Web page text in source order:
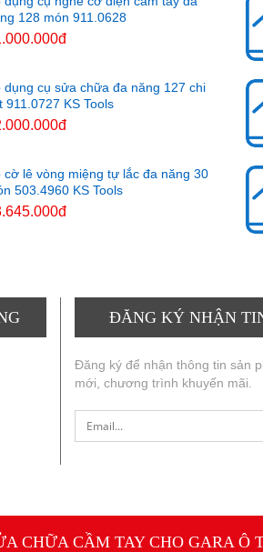
128 món 911.0628
dụng cụ sửa chữa đa năng 127 chi
911.0727 KS Tools
cờ lê vòng miệng tự lắc đa năng 30
503.4960 KS Tools
ĐĂNG KÝ NHẬN
Đăng ký để nhận thông tin sản
mới, chương trình khuyến mãi.
CHỮA CẦM TAY CHO GARA Ô